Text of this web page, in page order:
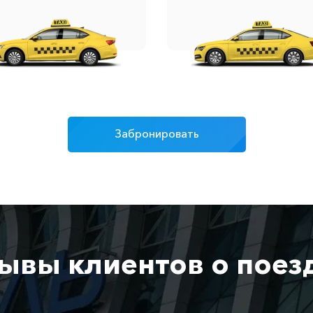
Забронировать
клиентов о